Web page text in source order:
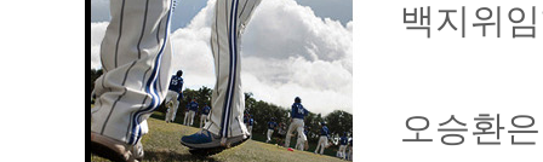
백지위
오승환